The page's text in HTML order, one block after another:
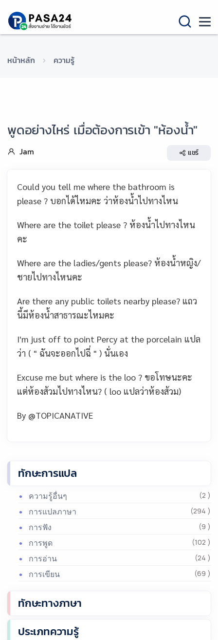
หน้าหลัก ความรู้
พูดอย่างไหร่ เมื่อต้องการเข้า "ห้องน้ำ"
Jam แชร์
Could you tell me where the bathroom is
please ? บอกได้ไหมคะ ว่าห้องน้ำไปทางไหน
Where are the toilet please ? ห้องน้ำไปทางไหน
คะ
Where are the ladies/gents please? ห้องน้ำหญิง/
ชายไปทางไหนคะ
Are there any public toilets nearby please? แถว
นี้มีห้องน้ำสาธารณะไหมคะ
I'm just off to point Percy at the porcelain แปล
ว่า ( " ฉันจะออกไปฉี่ " ) นั่นเอง
Excuse me but where is the loo ? ขอโทษนะคะ
แต่ห้องส้วมไปทางไหน? ( loo แปลว่าห้องส้วม)
By @TOPICANATIVE
ทักษะการแปล
ความรู้อื่นๆ (2 )
การแปลภาษา (294 )
การฟัง (9 )
การพูด (102 )
การอ่าน (24 )
การเขียน (69 )
ทักษะทางภาษา
ประเภทความรู้